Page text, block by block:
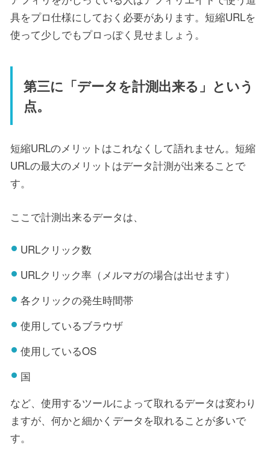
具をプロ仕様にしておく必要があります。短縮URLを
使って少しでもプロっぽく見せましょう。
第三に「データを計測出来る」という
点。
短縮URLのメリットはこれなくして語れません。短縮
URLの最大のメリットはデータ計測が出来ることで
す。
ここで計測出来るデータは、
URLクリック数
URLクリック率（メルマガの場合は出せます）
各クリックの発生時間帯
使用しているブラウザ
使用しているOS
国
など、使用するツールによって取れるデータは変わり
ますが、何かと細かくデータを取れることが多いで
す。